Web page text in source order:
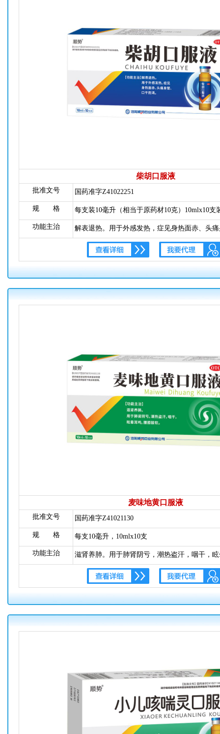
柴胡口服液
批准文号 国药准字Z41022251
规 格 每支装10毫升（相当于原药材10克）10mlx10支
功能主治 解表退热。用于外感发热，症见身热面赤、头
麦味地黄口服液
批准文号 国药准字Z41021130
规 格 每支10毫升，10mlx10支
功能主治 滋肾养肺。用于肺肾阴亏，潮热盗汗，咽干，